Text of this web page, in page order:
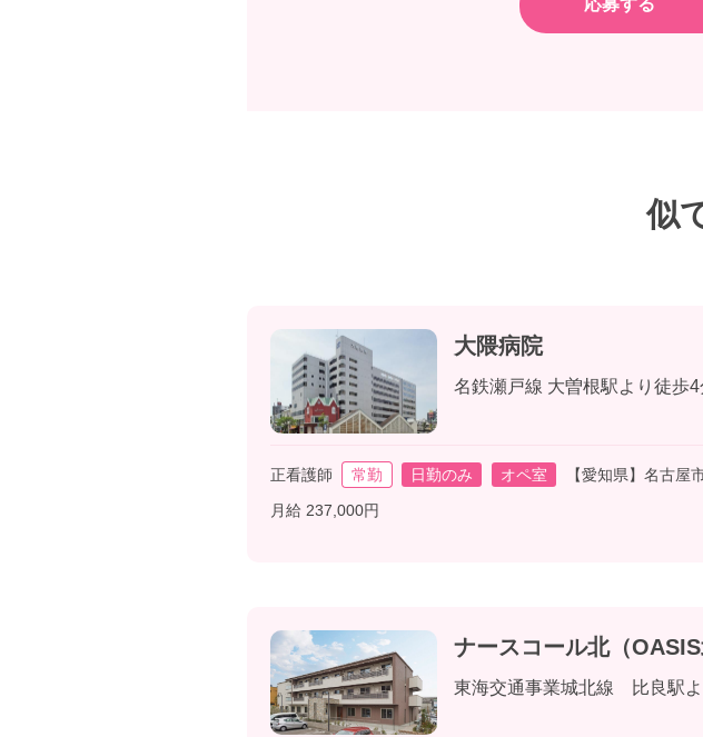
似
大隈病院
名鉄瀬戸線 大曽根駅より徒歩4
正看護師 常勤 日勤のみ オペ室
【愛知県】名古屋
月給 237,000円
ナースコール北（OASIS
東海交通事業城北線 比良駅